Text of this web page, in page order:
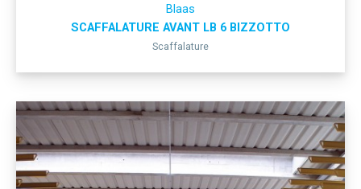
Blaas
SCAFFALATURE AVANT LB 6 BIZZOTTO
Scaffalature